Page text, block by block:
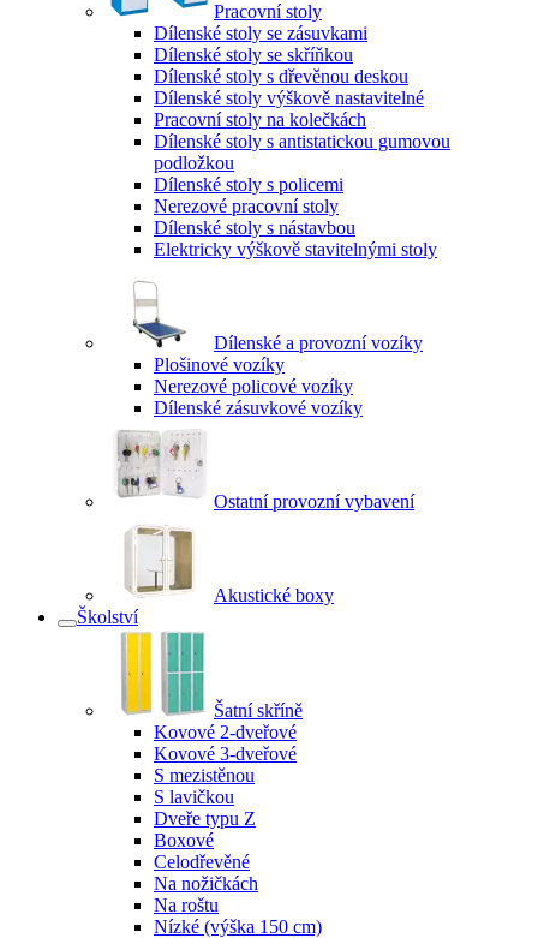
Pracovní stoly
Dílenské stoly se zásuvkami
Dílenské stoly se skříňkou
Dílenské stoly s dřevěnou deskou
Dílenské stoly výškově nastavitelné
Pracovní stoly na kolečkách
Dílenské stoly s antistatickou gumovou
podložkou
Dílenské stoly s policemi
Nerezové pracovní stoly
Dílenské stoly s nástavbou
Elektricky výškově stavitelnými stoly
Dílenské a provozní vozíky
Plošinové vozíky
Nerezové policové vozíky
Dílenské zásuvkové vozíky
Ostatní provozní vybavení
Akustické boxy
Školství
Šatní skříně
Kovové 2-dveřové
Kovové 3-dveřové
S mezistěnou
S lavičkou
Dveře typu Z
Boxové
Celodřevěné
Na nožičkách
Na roštu
Nízké (výška 150 cm)